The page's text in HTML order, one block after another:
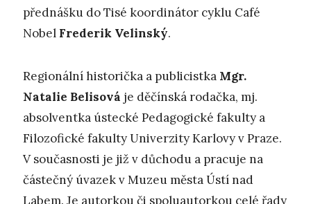
přednášku do Tisé koordinátor cyklu Café
Nobel Frederik Velinský.
Regionální historička a publicistka Mgr.
Natalie Belisová je děčínská rodačka, mj.
absolventka ústecké Pedagogické fakulty a
Filozofické fakulty Univerzity Karlovy v Praze.
V současnosti je již v důchodu a pracuje na
částečný úvazek v Muzeu města Ústí nad
Labem. Je autorkou či spoluautorkou celé řady